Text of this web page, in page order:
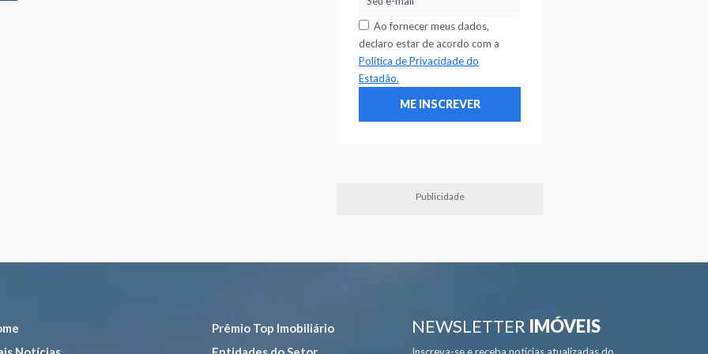
Ao fornecer meus dados,
declaro estar de acordo com a
Política de Privacidade do
Estadão.
Publicidade
Prêmio Top Imobiliário
NEWSLETTER IMÓVEIS